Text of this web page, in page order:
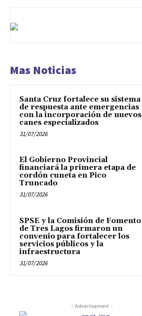
Mas Noticias
Santa Cruz fortalece su sistema
de respuesta ante emergencias
con la incorporación de nuevos
canes especializados
31/07/2026
El Gobierno Provincial
financiará la primera etapa de
cordón cuneta en Pico
Truncado
31/07/2026
SPSE y la Comisión de Fomento
de Tres Lagos firmaron un
convenio para fortalecer los
servicios públicos y la
infraestructura
31/07/2026
- Advertisement -